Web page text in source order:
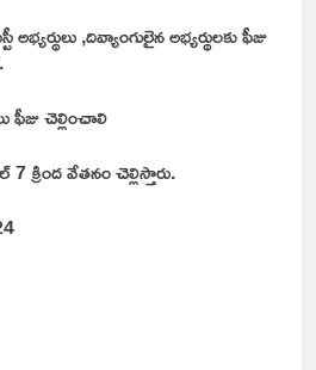
,దివ్యాంగులైన అభ్యర్థులకు ఫీజు
చెల్లించాలి
క్రింద వేతనం చెల్లిస్తారు.